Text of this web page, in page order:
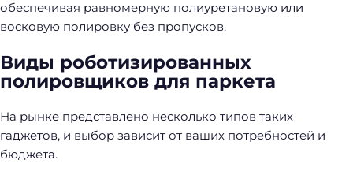
обеспечивая равномерную полиуретановую или
восковую полировку без пропусков.
Виды роботизированных
полировщиков для паркета
На рынке представлено несколько типов таких
гаджетов, и выбор зависит от ваших потребностей и
бюджета.